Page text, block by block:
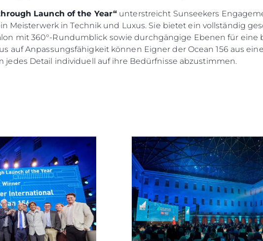
Launch of the Year“ unterstreicht Sunseekers
Meisterwerk in Technik und Luxus. Sie bietet ein vollständig
mit 360°-Rundumblick sowie durchgängige Ebenen für eine
auf Anpassungsfähigkeit können Eigner der Ocean 156 aus
Detail individuell auf ihre Bedürfnisse abzustimmen.